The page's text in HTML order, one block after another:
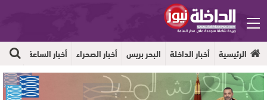
الرئيسية أخبار الداخلة البحر بريس أخبار الصحراء أخبار الساعة